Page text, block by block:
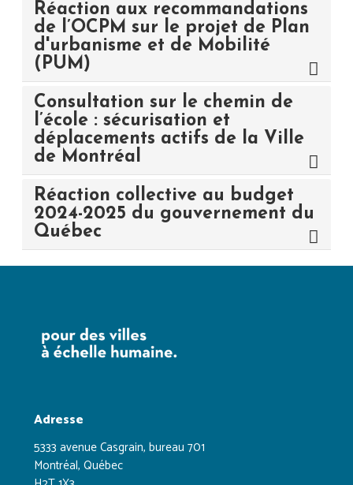
Réaction aux recommandations
de l’OCPM sur le projet de Plan
d'urbanisme et de Mobilité
(PUM)
Consultation sur le chemin de
l’école : sécurisation et
déplacements actifs de la Ville
de Montréal
Réaction collective au budget
2024-2025 du gouvernement du
Québec
Adresse
5333 avenue Casgrain, bureau 701
Montréal, Québec